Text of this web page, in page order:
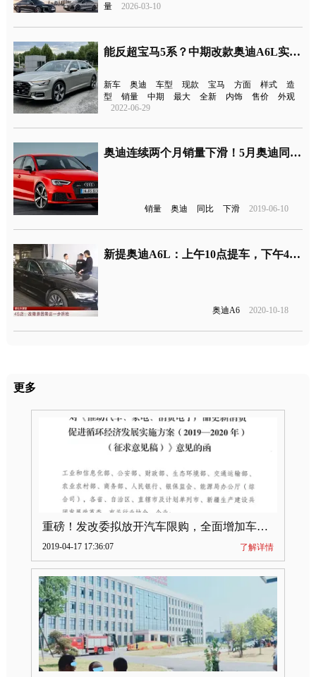
量
2026-03-10
能反超宝马5系？中期改款奥迪A6L实车曝光
新车 奥迪 车型 现款 宝马 方面 样式
造
型
销量 中期 最大 全新 内饰 售价
外观
2022-06-29
奥迪连续两个月销量下滑！5月奥迪同比下跌7.4%，Q5和A6L销售低迷
销量 奥迪 同比 下滑 2019-06-10
新提奥迪A6L：上午10点提车，下午4点就坏了
奥迪A6 2020-10-18
更多
重磅！发改委拟放开汽车限购，全面增加车牌指标
2019-04-17 17:36:07 了解详情